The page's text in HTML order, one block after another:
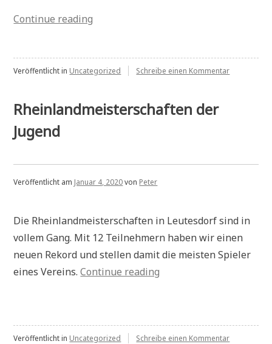
Continue reading
Veröffentlicht in Uncategorized Schreibe einen Kommentarzu
Rheinlandmeisterschaften der
Jugend
Veröffentlicht am Januar 4, 2020von Peter
Die Rheinlandmeisterschaften in Leutesdorf sind in
vollem Gang. Mit 12 Teilnehmern haben wir einen
neuen Rekord und stellen damit die meisten Spieler
eines Vereins.Continue reading
Veröffentlicht in Uncategorized Schreibe einen Kommentarzu